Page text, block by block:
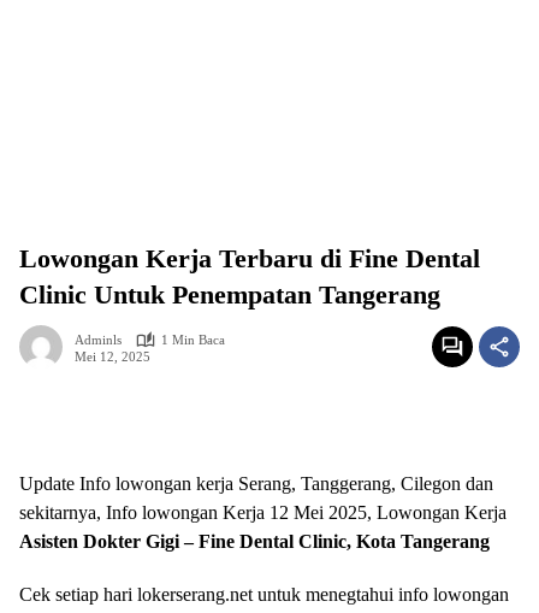
Lowongan Kerja Terbaru di Fine Dental
Clinic Untuk Penempatan Tangerang
Adminls
1 Min Baca
Mei 12, 2025
Update Info lowongan kerja Serang, Tanggerang, Cilegon dan
sekitarnya, Info lowongan Kerja 12 Mei 2025, Lowongan Kerja
Asisten Dokter Gigi – Fine Dental Clinic, Kota Tangerang
Cek setiap hari lokerserang.net untuk menegtahui info lowongan